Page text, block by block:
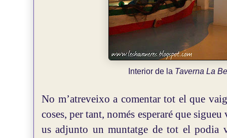
Interior de la Taverna La
No m’atreveixo a comentar tot el que
coses, per tant, només esperaré que
us adjunto un muntatge de tot el podia